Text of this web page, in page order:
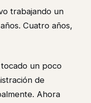
trabajando un
Cuatro años,
un poco
de
Ahora